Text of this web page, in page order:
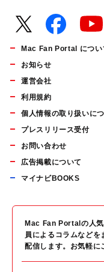
Mac Fan Portal につい
お知らせ
運営会社
利用規約
個人情報の取り扱いに
プレスリリース受付
お問い合わせ
広告掲載について
マイナビBOOKS
Mac Fan Portalの人気
員によるコラムなどを
配信します。お気軽に